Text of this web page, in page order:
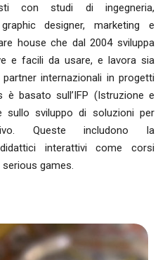
con studi di ingegneria,
designer, marketing e
house che dal 2004 sviluppa
e facili da usare, e lavora sia
internazionali in progetti
basato sull’IFP (Istruzione e
sullo sviluppo di soluzioni per
Queste includono la
interattivi come corsi
games.